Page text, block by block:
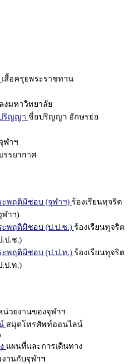
เสื้อครุยพระราชทาน
งมหาวิทยาลัย
ริญญา ชื่อปริญญา อักษรย่อ
ฬาฯ
รรยากาศ
ะพฤติมิชอบ (จุฬาฯ) ร้องเรียนทุจริต
าฯ)
ะพฤติมิชอบ (ป.ป.ช.) ร้องเรียนทุจริต
ป.ช.)
ะพฤติมิชอบ (ป.ป.ท.) ร้องเรียนทุจริต
ป.ท.)
น่วยงานของจุฬาฯ
สมุดโทรศัพท์ออนไลน์
แผนที่และการเดินทาง
งานกับจุฬาฯ